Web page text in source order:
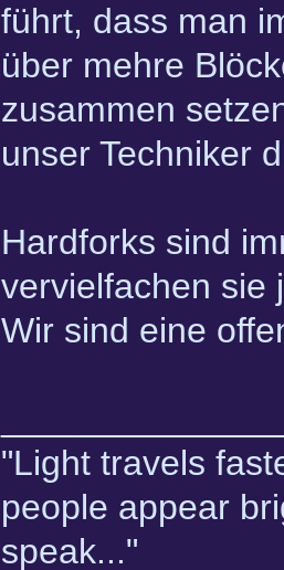
führt, dass man
über mehre
zusammen
unser Techniker
Hardforks sind
vervielfachen sie
Wir sind eine
"Light travels
people appear
speak..."